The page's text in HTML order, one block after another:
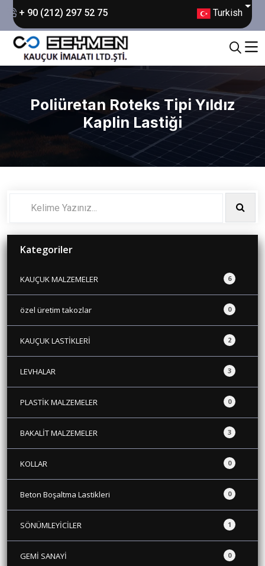
+ 90 (212) 297 52 75 Turkish
Poliüretan Roteks Tipi Yıldız
Kaplin Lastiği
Kategoriler
6
KAUÇUK MALZEMELER
0
özel üretim takozlar
2
KAUÇUK LASTİKLERİ
3
LEVHALAR
0
PLASTİK MALZEMELER
3
BAKALİT MALZEMELER
0
KOLLAR
0
Beton Boşaltma Lastikleri
1
SÖNÜMLEYİCİLER
0
GEMİ SANAYİ